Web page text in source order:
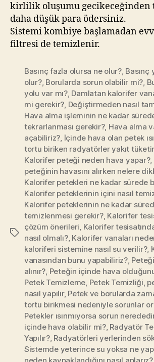
kirlilik oluşumu gecikeceğinden
daha düşük para ödersiniz.
Sistemi kombiye başlamadan
filtresi de temizlenir.
Etiketler
Basınç fazla olursa ne olur?, Basınç
olur?, Borularda sorun olabilir mi?,
yolu var mı?, Damlatan kalorifer
mi gerekir?, Değiştirmeden nasıl
Hava alma işleminin ne kadar
tekrarlanması gerekir?, Hava alma
açabiliriz?, İçinde hava olan petek
tortu biriken radyatörler yakıt
Kalorifer peteği neden hava yapar?,
peteğinin havasını alırken nelere
Kalorifer petekleri ne kadar sürede
Kalorifer peteklerinin içini nasıl
Kalorifer peteklerinin ne kadar
temizlenmesi gerekir?, Kalorifer
çözüm önerileri, Kalorifer
nasıl olmalı?, Kalorifer vanaları
kaloriferi sistemine nasıl su verilir?,
vanasından bunu yapabiliriz?,
alınır?, Peteğin içinde hava
Petek Temizleme, Petek Temizliği,
nasıl yapılır, Petek ve borularda
tortu birikmesi nedeniyle sorunlar
Petekler ısınmıyorsa sorun
içinde hava olabilir mi?, Radyatör
Yapılır?, Radyatörleri yerlerinden
Sistemde yeterince su yoksa ne